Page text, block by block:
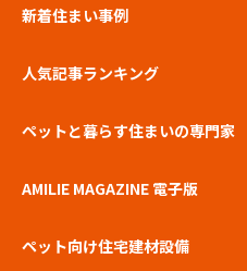
新着住まい事例
人気記事ランキング
ペットと暮らす住まいの専門家
AMILIE MAGAZINE 電子版
ペット向け住宅建材設備